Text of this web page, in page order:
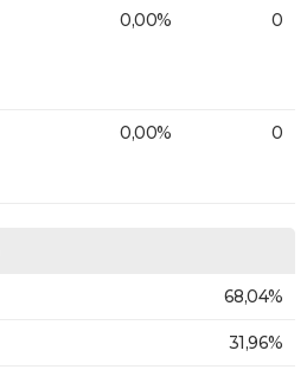
0,00% 0
0,00% 0
68,04%
31,96%